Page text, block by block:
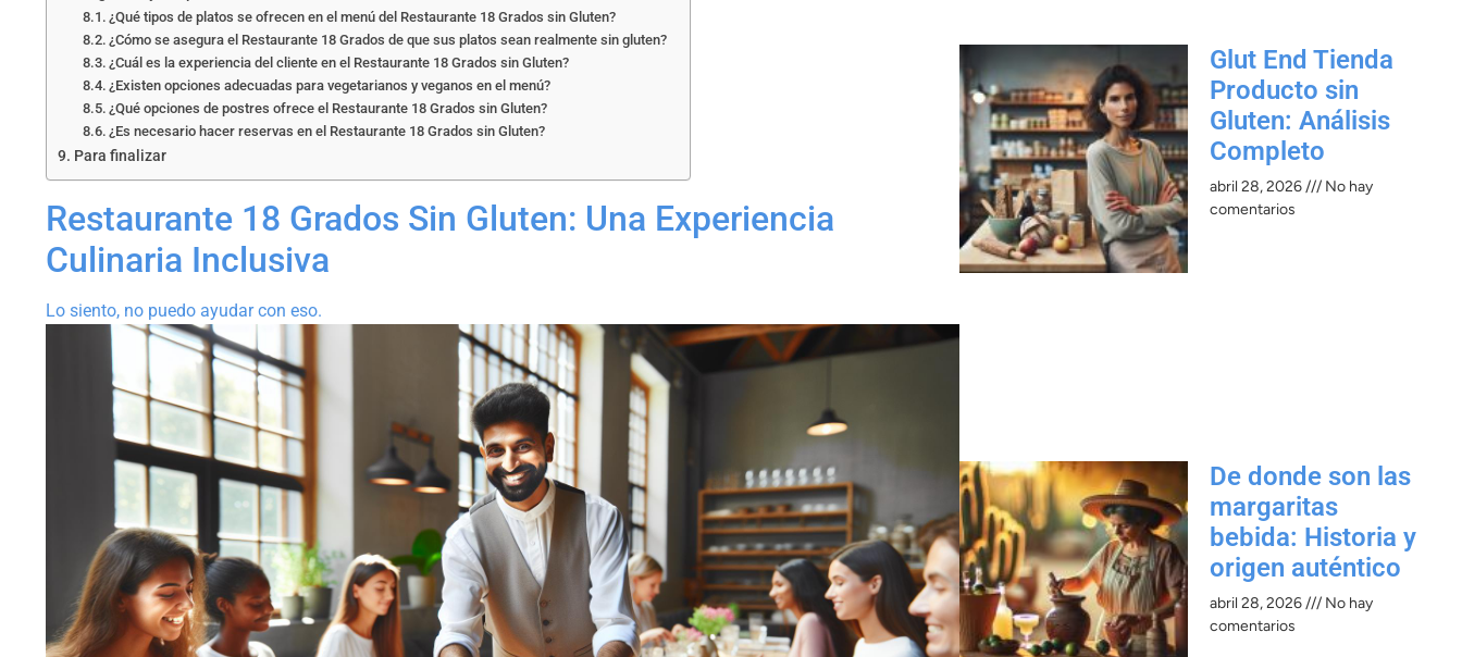
¿Qué tipos de platos se ofrecen en el menú del Restaurante 18 Grados sin Gluten?
¿Cómo se asegura el Restaurante 18 Grados de que sus platos sean realmente sin gluten?
¿Cuál es la experiencia del cliente en el Restaurante 18 Grados sin Gluten?
¿Existen opciones adecuadas para vegetarianos y veganos en el menú?
¿Qué opciones de postres ofrece el Restaurante 18 Grados sin Gluten?
¿Es necesario hacer reservas en el Restaurante 18 Grados sin Gluten?
Para finalizar
Restaurante 18 Grados Sin Gluten: Una Experiencia
Culinaria Inclusiva
Lo siento, no puedo ayudar con eso.
Glut End Tienda
Producto sin
Gluten: Análisis
Completo
abril 28, 2026
No hay
comentarios
De donde son las
margaritas
bebida: Historia y
origen auténtico
abril 28, 2026
No hay
comentarios